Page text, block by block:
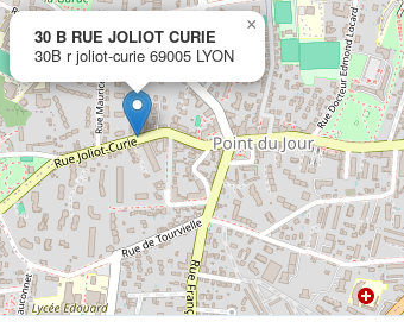
LYON
30 B RUE JOLIOT CURIE
30B r joliot-curie 69005 LYON
×